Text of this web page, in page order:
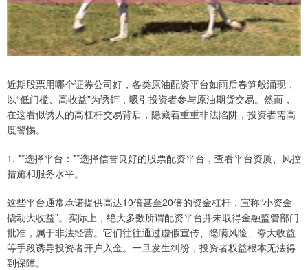
近期股票用哪个证券公司好，各类原油配资平台如雨后春笋般涌现，
以“低门槛、高收益”为诱饵，吸引投资者参与原油期货交易。然而，
在这看似诱人的高杠杆交易背后，隐藏着重重非法陷阱，投资者需高
度警惕。
1. **选择平台：**选择信誉良好的股票配资平台，查看平台资质、风控
措施和服务水平。
这些平台通常承诺提供高达10倍甚至20倍的资金杠杆，宣称“小资金
撬动大收益”。实际上，绝大多数所谓配资平台并未取得金融监管部门
批准，属于非法经营。它们往往通过虚假宣传、隐瞒风险、夸大收益
等手段诱导投资者开户入金。一旦发生纠纷，投资者权益根本无法得
到保障。